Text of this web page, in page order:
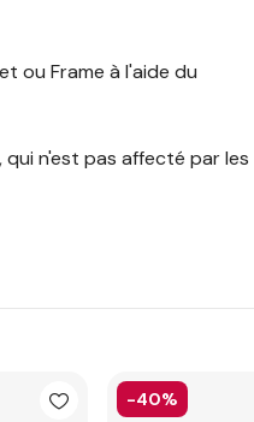
ou Frame à l'aide du
n'est pas affecté par les
-40%